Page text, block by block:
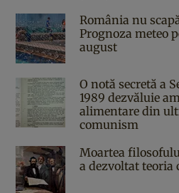
România nu
Prognoza meteo
august
O notă secretă a
1989 dezvăluie
alimentare din
comunism
Moartea
a dezvoltat teoria